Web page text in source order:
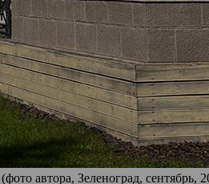
автора, Зеленоград, сентябрь,